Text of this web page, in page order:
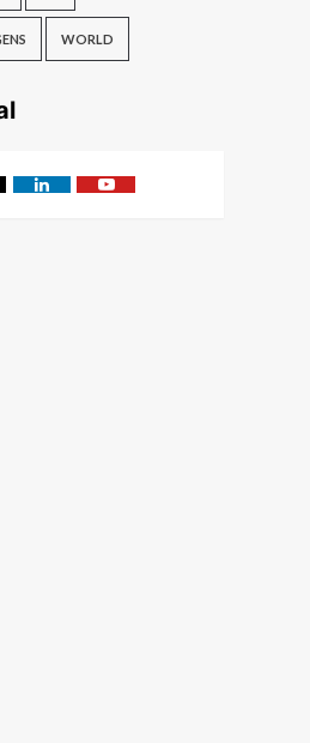
WORLD
LinkedinYoutube